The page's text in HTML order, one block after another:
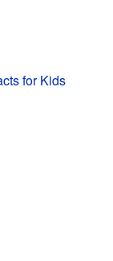
for Kids